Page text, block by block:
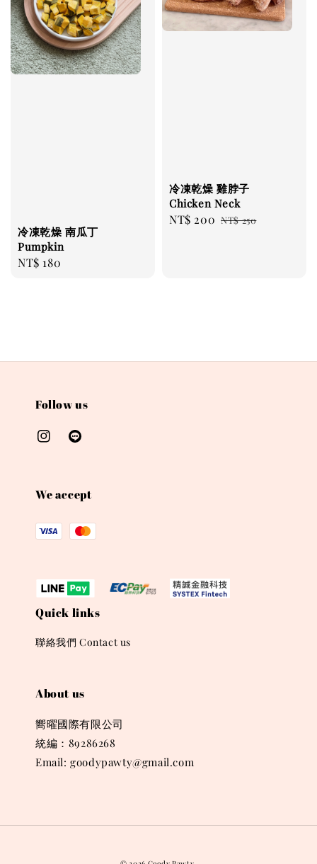
冷凍乾燥 南瓜丁
Pumpkin
Regular
NT$ 180
冷凍乾燥 雞脖子
Chicken Neck
Sale
NT$ 200 Regular
NT$ 250
Follow us
We accept
Quick links
聯絡我們 Contact us
About us
嚮曜國際有限公司
統編：89286268
Email: goodypawty@gmail.com